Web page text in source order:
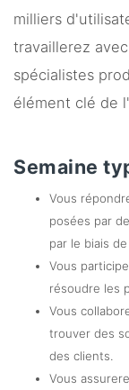
milliers
travaillerez
spécialistes
élément clé de
Semaine
Vous
posées par
par le biais
Vous
résoudre les
Vous
trouver des
des clients.
Vous